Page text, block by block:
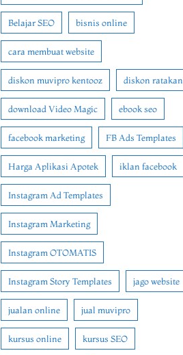
Belajar SEO bisnis online
cara membuat website
diskon muvipro kentooz diskon ratakan
download Video Magic ebook seo
facebook marketing FB Ads Templates
Harga Aplikasi Apotek iklan facebook
Instagram Ad Templates
Instagram Marketing
Instagram OTOMATIS
Instagram Story Templates jago website
jualan online jual muvipro
kursus online kursus SEO